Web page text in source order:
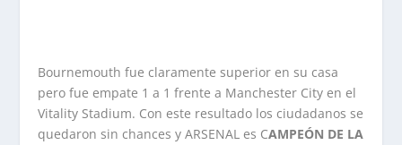
Bournemouth fue claramente superior en su casa
pero fue empate 1 a 1 frente a Manchester City en el
Vitality Stadium. Con este resultado los ciudadanos se
quedaron sin chances y ARSENAL es CAMPEÓN DE LA